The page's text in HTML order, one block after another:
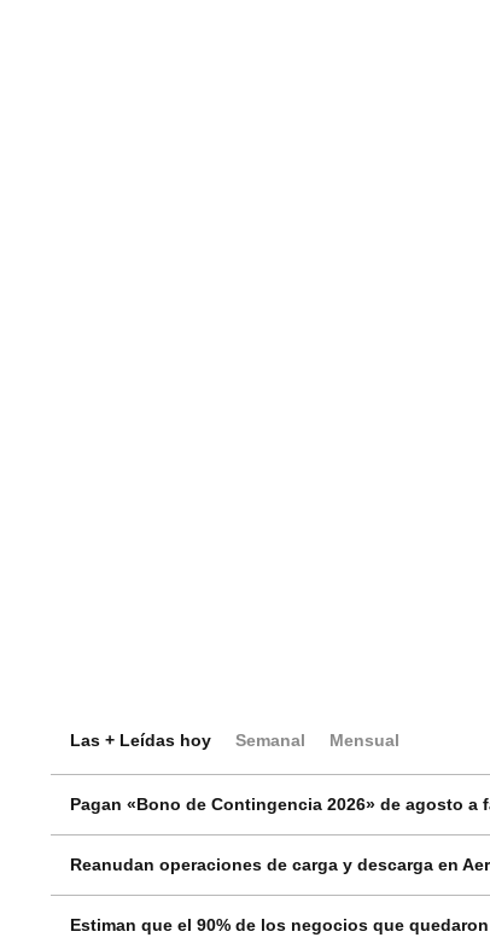
Las + Leídas hoy Semanal Mensual
Pagan «Bono de Contingencia 2026» de agosto
Reanudan operaciones de carga y descarga en
Estiman que el 90% de los negocios que